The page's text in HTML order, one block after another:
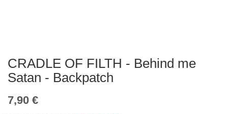
CRADLE OF FILTH - Behind me
Satan - Backpatch
7,90 €
Zum
der
springen